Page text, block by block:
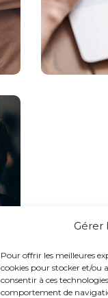
Gérer
Pour offrir les meilleures
cookies pour stocker et/ou
consentir à ces
comportement de